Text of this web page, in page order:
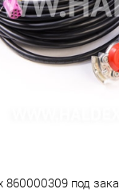
—бесплатнодо
транспортной
в г. Набережные
860000309 под